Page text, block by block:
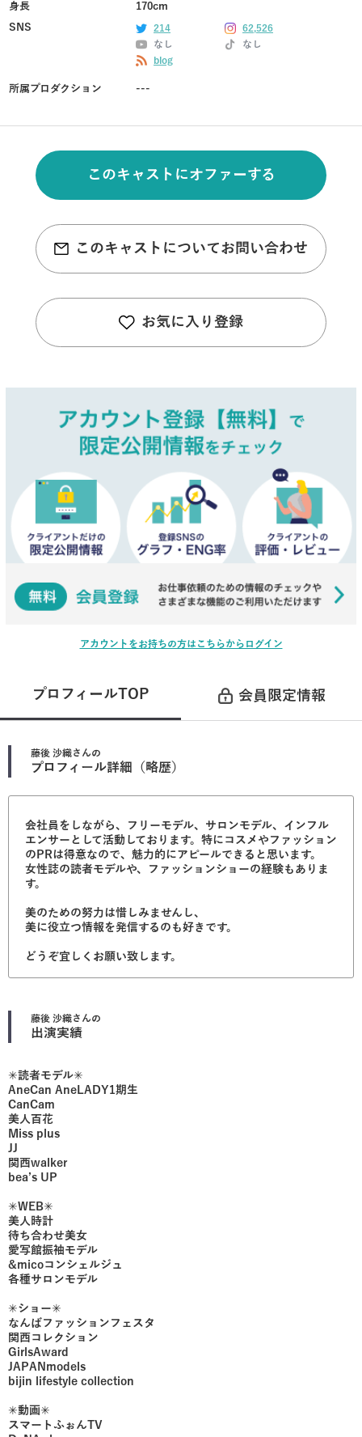
身長
170cm
SNS
214
62,526
なし
なし
blog
所属プロダクション ---
このキャストにオファーする
このキャストについてお問い合わせ
お気に入り登録
アカウントをお持ちの方はこちらからログイン
プロフィールTOP 会員限定情報
藤後 沙織さんの
プロフィール詳細（略歴）
会社員をしながら、フリーモデル、サロンモデル、インフル
エンサーとして活動しております。特にコスメやファッション
のPRは得意なので、魅力的にアピールできると思います。
女性誌の読者モデルや、ファッションショーの経験もありま
す。
美のための努力は惜しみませんし、
美に役立つ情報を発信するのも好きです。
どうぞ宜しくお願い致します。
藤後 沙織さんの
出演実績
✳︎読者モデル✳︎
AneCan AneLADY1期生
CanCam
美人百花
Miss plus
JJ
関西walker
bea’s UP
✳︎WEB✳︎
美人時計
待ち合わせ美女
愛写館振袖モデル
&micoコンシェルジュ
各種サロンモデル
✳︎ショー✳︎
なんばファッションフェスタ
関西コレクション
GirlsAward
JAPANmodels
bijin lifestyle collection
✳︎動画✳︎
スマートふぉんTV